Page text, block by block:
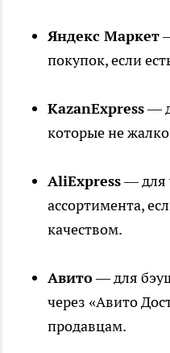
Яндекс Маркет
покупок, если
KazanExpress—
которые не
AliExpress— для
ассортимента,
качеством.
Авито— для
через «Авито
продавцам.